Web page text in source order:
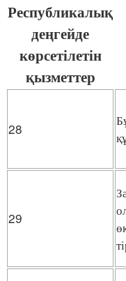
Республикалық
деңгейде
көрсетілетін
қызметтер
28
29